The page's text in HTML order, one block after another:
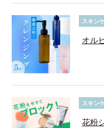
スキン
オル
スキン
花粉